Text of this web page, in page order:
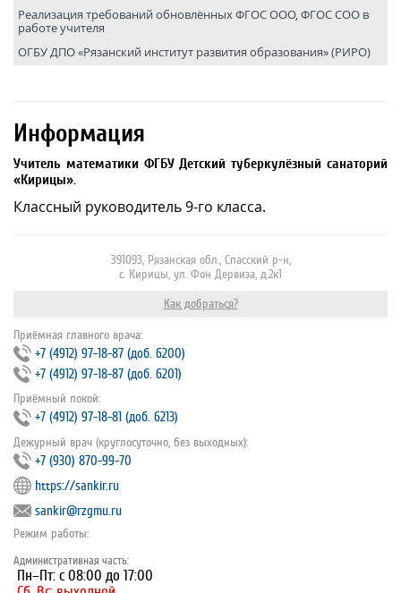
Реализация требований обновлённых ФГОС ООО, ФГОС СОО в
работе учителя
ОГБУ ДПО «Рязанский институт развития образования» (РИРО)
Информация
Учитель математики ФГБУ Детский туберкулёзный санаторий
«Кирицы».
Классный руководитель 9-го класса.
391093, Рязанская обл., Спасский р-н,
с. Кирицы, ул. Фон Дервиза, д.2к1
Как добраться?
Приёмная главного врача:
+7 (4912) 97‐18‐87 (доб. 6200)
+7 (4912) 97‐18‐87 (доб. 6201)
Приёмный покой:
+7 (4912) 97‐18‐81 (доб. 6213)
Дежурный врач (круглосуточно, без выходных):
+7 (930) 870-99-70
https://sankir.ru
sankir@rzgmu.ru
Режим работы:
Административная часть:
Пн–Пт: с 08:00 до 17:00